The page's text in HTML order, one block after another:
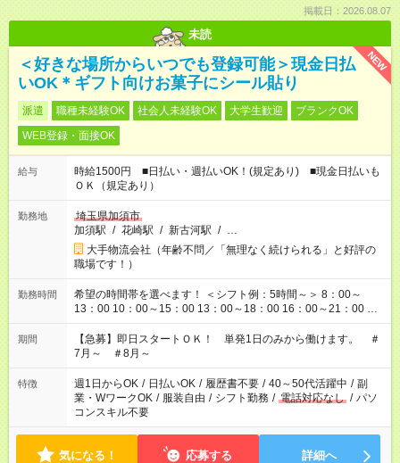
掲載日：2026.08.07
未読
NEW
＜好きな場所からいつでも登録可能＞現金日払
いOK＊ギフト向けお菓子にシール貼り
派遣 職種未経験OK 社会人未経験OK 大学生歓迎
ブランクOK
WEB登録・面接OK
給与
時給1500円 ■日払い・週払いOK！(規定あり) ■現金日払いも
ＯＫ（規定あり）
勤務地
埼玉県加須市
加須駅 / 花崎駅 / 新古河駅 / …
大手物流会社（年齢不問／「無理なく続けられる」と好評の
職場です！）
勤務時間
希望の時間帯を選べます！ ＜シフト例：5時間～＞ 8：00～
13：00 10：00～15：00 13：00～18：00 16：00～21：00 ＜
シフト例：8時間～＞ ・10：00～19：00 ・13：00～22：00 ・
22：00～翌6：00 など！是非ご希望をお聞かせください！
期間
【急募】即日スタートＯＫ！ 単発1日のみから働けます。 ＃
7月～ ＃8月～
特徴 週1日からOK / 日払いOK / 履歴書不要 / 40～50代活躍中 / 副
業・WワークOK / 服装自由 / シフト勤務 / 電話対応なし / パソ
コンスキル不要
気になる！ 応募する 詳細へ